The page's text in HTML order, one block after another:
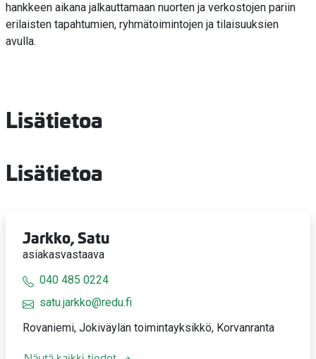
hankkeen aikana jalkauttamaan nuorten ja verkostojen pariin
erilaisten tapahtumien, ryhmätoimintojen ja tilaisuuksien
avulla.
Lisätietoa
Lisätietoa
Jarkko, Satu
asiakasvastaava
040 485 0224
satu.jarkko@redu.fi
Rovaniemi, Jokiväylän toimintayksikkö, Korvanranta